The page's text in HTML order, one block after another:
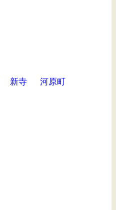
新寺 河原町